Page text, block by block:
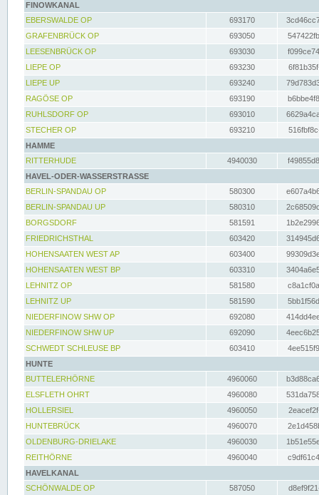
FINOWKANAL
EBERSWALDE OP
693170
GRAFENBRÜCK OP
693050
LEESENBRÜCK OP
693030
LIEPE OP
693230
LIEPE UP
693240
RAGÖSE OP
693190
RUHLSDORF OP
693010
STECHER OP
693210
HAMME
RITTERHUDE
4940030
HAVEL-ODER-WASSERSTRASSE
BERLIN-SPANDAU OP
580300
BERLIN-SPANDAU UP
580310
BORGSDORF
581591
FRIEDRICHSTHAL
603420
HOHENSAATEN WEST AP
603400
HOHENSAATEN WEST BP
603310
LEHNITZ OP
581580
LEHNITZ UP
581590
NIEDERFINOW SHW OP
692080
NIEDERFINOW SHW UP
692090
SCHWEDT SCHLEUSE BP
603410
HUNTE
BUTTELERHÖRNE
4960060
ELSFLETH OHRT
4960080
HOLLERSIEL
4960050
HUNTEBRÜCK
4960070
OLDENBURG-DRIELAKE
4960030
REITHÖRNE
4960040
HAVELKANAL
SCHÖNWALDE OP
587050